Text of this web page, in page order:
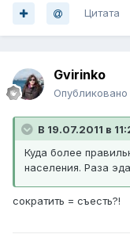
Цитата
Gvirinko
Опубликовано
В 19.07.2011 в
Куда более
населения. Раза
сократить = съесть?!